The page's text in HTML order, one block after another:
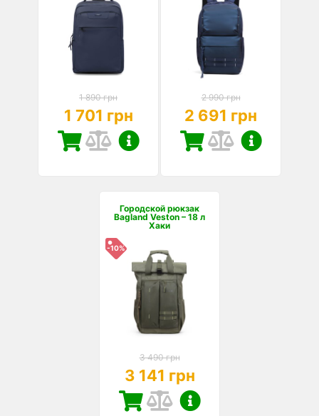
1 890 грн
1 701 грн
2 990 грн
2 691 грн
Городской рюкзак
Bagland Veston – 18 л
Хаки
-10%
3 490 грн
3 141 грн